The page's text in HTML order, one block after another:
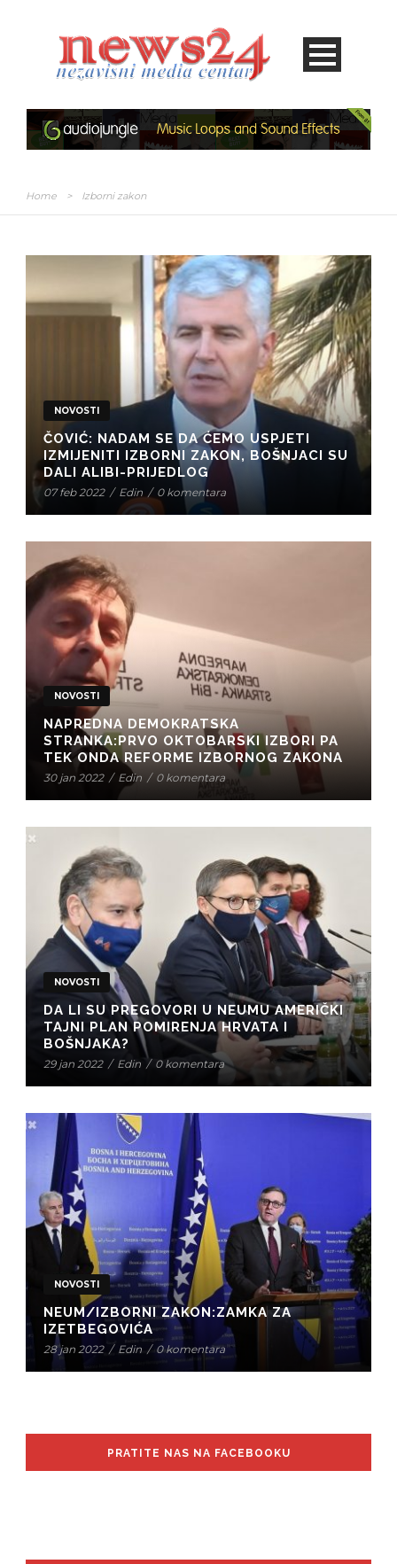
Home > Izborni zakon
NOVOSTI
ČOVIĆ: NADAM SE DA ĆEMO USPJETI
IZMIJENITI IZBORNI ZAKON, BOŠNJACI SU
DALI ALIBI-PRIJEDLOG
07 feb 2022 / Edin / 0 komentara
NOVOSTI
NAPREDNA DEMOKRATSKA
STRANKA:PRVO OKTOBARSKI IZBORI PA
TEK ONDA REFORME IZBORNOG ZAKONA
30 jan 2022 / Edin / 0 komentara
NOVOSTI
DA LI SU PREGOVORI U NEUMU AMERIČKI
TAJNI PLAN POMIRENJA HRVATA I
BOŠNJAKA?
29 jan 2022 / Edin / 0 komentara
NOVOSTI
NEUM/IZBORNI ZAKON:ZAMKA ZA
IZETBEGOVIĆA
28 jan 2022 / Edin / 0 komentara
PRATITE NAS NA FACEBOOKU